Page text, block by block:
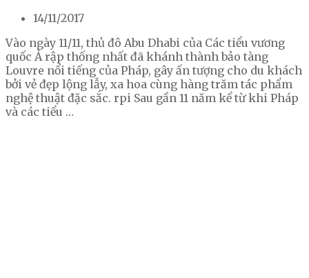
14/11/2017
Vào ngày 11/11, thủ đô Abu Dhabi của Các tiểu vương
quốc Ả rập thống nhất đã khánh thành bảo tàng
Louvre nổi tiếng của Pháp, gây ấn tượng cho du khách
bởi vẻ đẹp lộng lẫy, xa hoa cùng hàng trăm tác phẩm
nghệ thuật đặc sắc. rpi Sau gần 11 năm kể từ khi Pháp
và các tiểu …